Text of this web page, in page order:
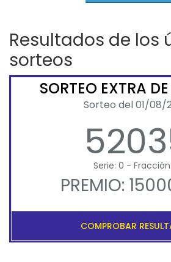
Resultados de los
sorteos
SORTEO EXTRA
Sorteo del 01/08/
Serie: 0 -
PREMIO:
COMPROBAR